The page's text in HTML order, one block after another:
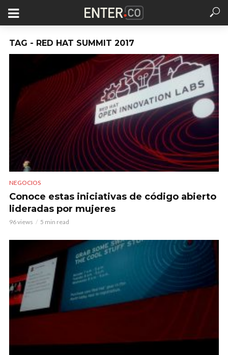
TAG - RED HAT SUMMIT 2017
NEGOCIOS
Conoce estas iniciativas de código abierto
lideradas por mujeres
96 views 5 min read